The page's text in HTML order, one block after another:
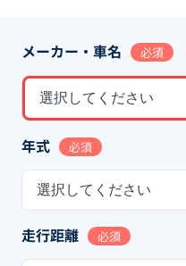
メーカー・車名 必須
選択してください
年式 必須
選択してください
走行距離 必須